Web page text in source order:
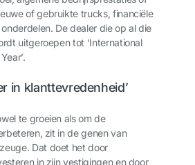
of gebruikte trucks, financiële
De dealer die op al die
uitgeroepen tot ‘International
in klanttevredenheid’
te groeien als om de
zit in de genen van
Dat doet het door
in zijn vestigingen en door